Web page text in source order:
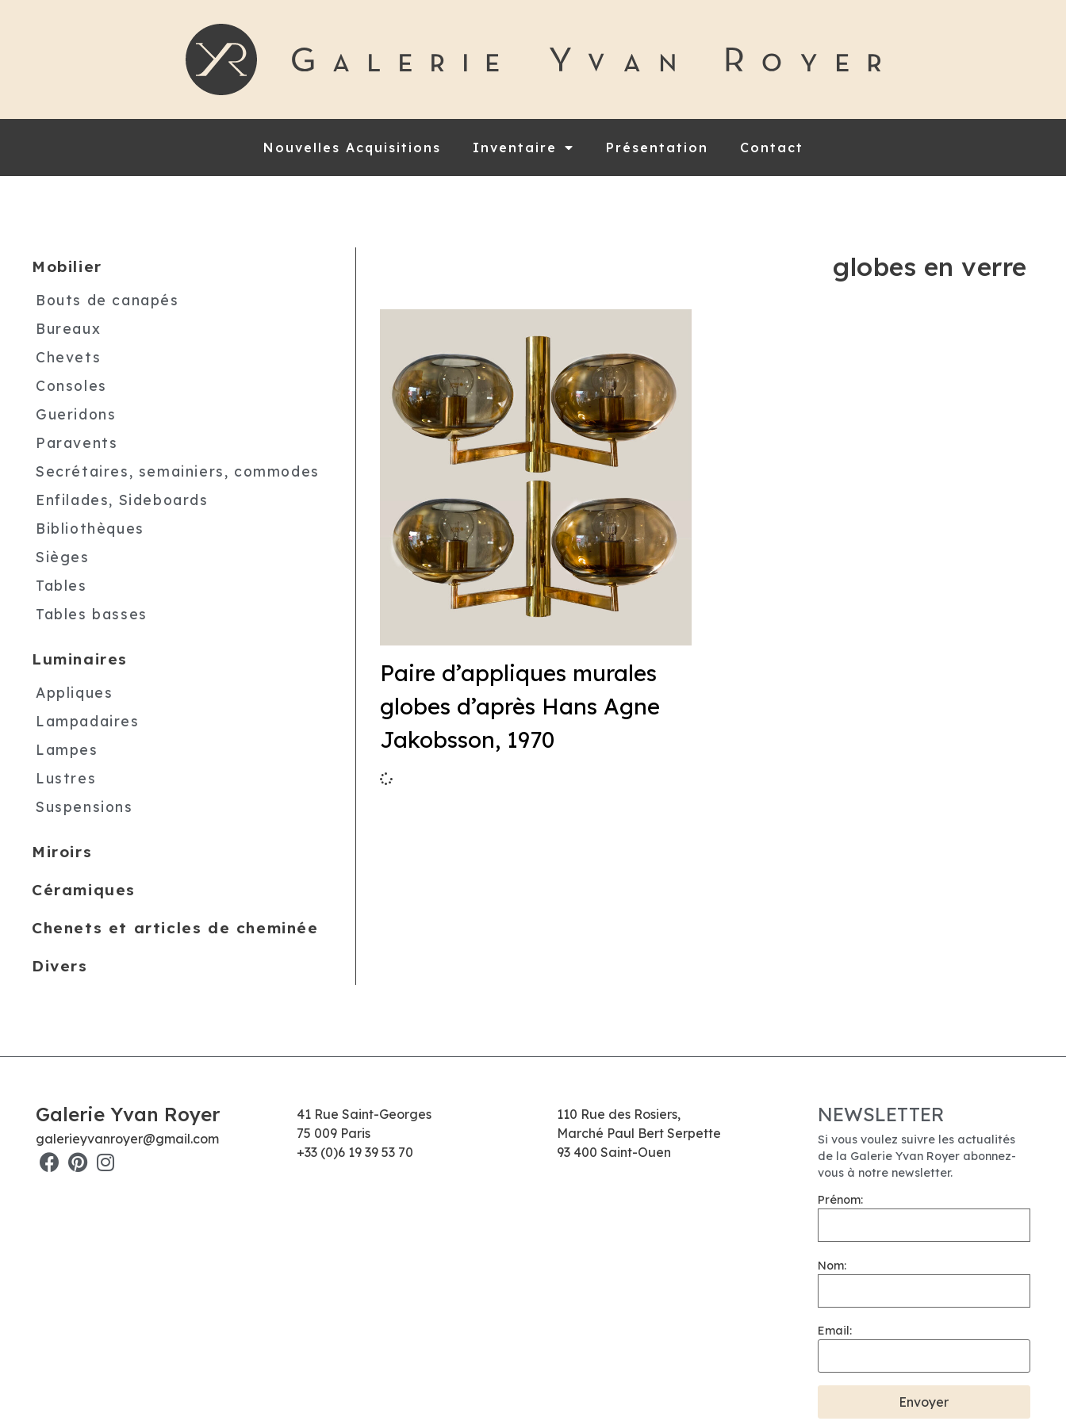
Nouvelles Acquisitions Inventaire Présentation Contact
Mobilier
Bouts de canapés
Bureaux
Chevets
Consoles
Gueridons
Paravents
Secrétaires, semainiers, commodes
Enfilades, Sideboards
Bibliothèques
Sièges
Tables
Tables basses
Luminaires
Appliques
Lampadaires
Lampes
Lustres
Suspensions
Miroirs
Céramiques
Chenets et articles de cheminée
Divers
globes en verre
Paire d’appliques murales
globes d’après Hans Agne
Jakobsson, 1970
Galerie Yvan Royer
galerieyvanroyer@gmail.com
41 Rue Saint-Georges
75 009 Paris
+33 (0)6 19 39 53 70
110 Rue des Rosiers,
Marché Paul Bert Serpette
93 400 Saint-Ouen
NEWSLETTER
Si vous voulez suivre les actualités
de la Galerie Yvan Royer abonnez-
vous à notre newsletter.
Prénom:
Nom:
Email: